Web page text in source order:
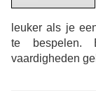
leuker als je
te bespelen.
vaardigheden